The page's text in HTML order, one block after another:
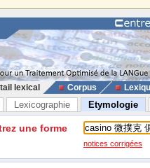
lexical Corpus
Lexicographie Etymologie
une forme
notices corrigées